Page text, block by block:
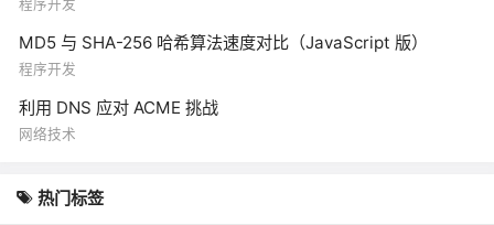
程序开发
MD5 与 SHA-256 哈希算法速度对比（JavaScript 版）
程序开发
利用 DNS 应对 ACME 挑战
网络技术
热门标签